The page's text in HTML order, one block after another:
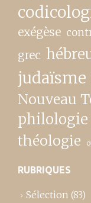
exégèse
grec
judaïsme
Nouveau
philologie
théologie
RUBRIQUES
Sélection (83)